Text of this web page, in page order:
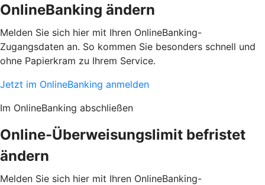
OnlineBanking ändern
Melden Sie sich hier mit Ihren OnlineBanking-
Zugangsdaten an. So kommen Sie besonders schnell und
ohne Papierkram zu Ihrem Service.
Jetzt im OnlineBanking anmelden
Im OnlineBanking abschließen
Online-Überweisungslimit befristet
ändern
Melden Sie sich hier mit Ihren OnlineBanking-